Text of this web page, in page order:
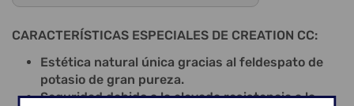
CARACTERÍSTICAS ESPECIALES DE CREATION CC:
Estética natural única gracias al feldespato de
potasio de gran pureza.
Seguridad debido a la elevada resistencia a la